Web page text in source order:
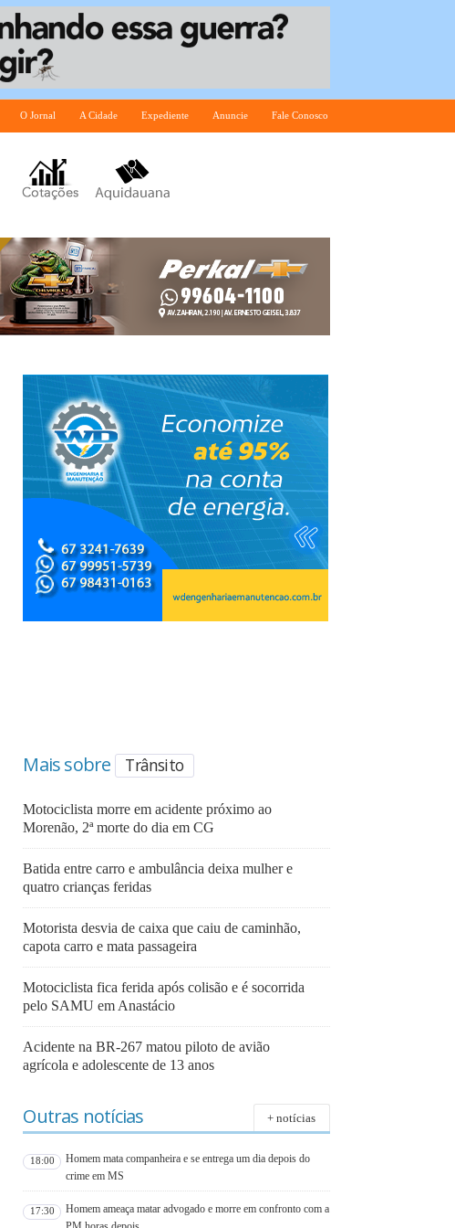
O Jornal A Cidade Expediente Anuncie Fale Conosco
Mais sobre Trânsito
Motociclista morre em acidente próximo ao
Morenão, 2ª morte do dia em CG
Batida entre carro e ambulância deixa mulher e
quatro crianças feridas
Motorista desvia de caixa que caiu de caminhão,
capota carro e mata passageira
Motociclista fica ferida após colisão e é socorrida
pelo SAMU em Anastácio
Acidente na BR-267 matou piloto de avião
agrícola e adolescente de 13 anos
Outras notícias + notícias
18:00
Homem mata companheira e se entrega um dia depois do
crime em MS
17:30
Homem ameaça matar advogado e morre em confronto com a